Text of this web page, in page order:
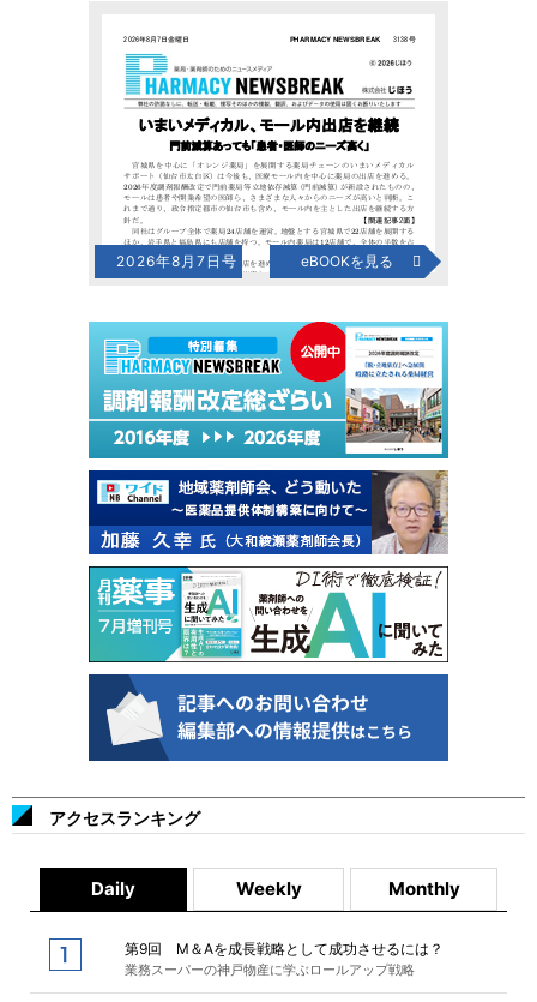
2026年8月7日号 eBOOKを見る
アクセスランキング
Daily Weekly Monthly
第9回 M＆Aを成長戦略として成功させるには？
業務スーパーの神戸物産に学ぶロールアップ戦略